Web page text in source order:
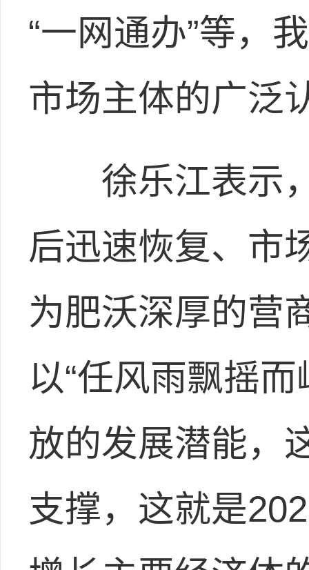
“一网通办”等，
市场主体的广泛
徐乐江表示，
后迅速恢复、市
为肥沃深厚的营
以“任风雨飘摇
放的发展潜能，
支撑，这就是